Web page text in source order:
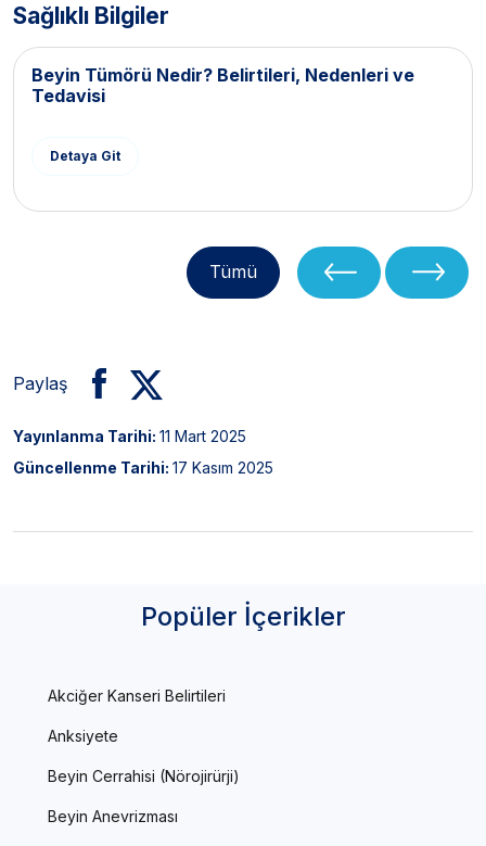
Sağlıklı Bilgiler
Beyin Tümörü Nedir? Belirtileri, Nedenleri ve
Tedavisi
Detaya Git
Tümü
Paylaş
Yayınlanma Tarihi: 11 Mart 2025
Güncellenme Tarihi: 17 Kasım 2025
Popüler İçerikler
Akciğer Kanseri Belirtileri
Anksiyete
Beyin Cerrahisi (Nörojirürji)
Beyin Anevrizması